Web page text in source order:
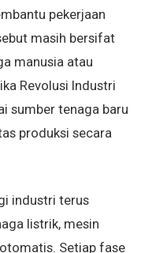
pekerjaan
masih bersifat
manusia atau
Revolusi Industri
sumber tenaga baru
produksi secara
industri terus
listrik, mesin
Setiap fase